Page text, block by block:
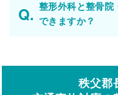
整形外科と整骨院
できますか？
秩父郡